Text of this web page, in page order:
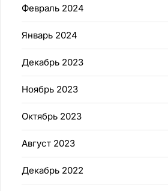
Февраль 2024
Январь 2024
Декабрь 2023
Ноябрь 2023
Октябрь 2023
Август 2023
Декабрь 2022